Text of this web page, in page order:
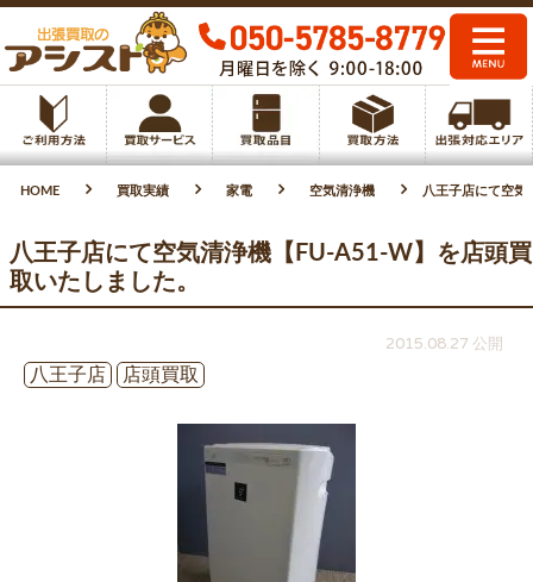
HOME 買取実績 家電 空気清浄機 八王子店にて空
八王子店にて空気清浄機【FU-A51-W】を店頭買
取いたしました。
2015.08.27 公開
八王子店
店頭買取